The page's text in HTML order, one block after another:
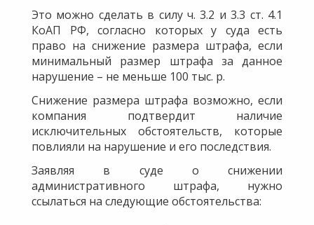
Это можно сделать в силу ч. 3.2 и 3.3 ст. 4.1
КоАП РФ, согласно которых у суда есть
право на снижение размера штрафа, если
минимальный размер штрафа за данное
нарушение – не меньше 100 тыс. р.
Снижение размера штрафа возможно, если
компания подтвердит наличие
исключительных обстоятельств, которые
повлияли на нарушение и его последствия.
Заявляя в суде о снижении
административного штрафа, нужно
ссылаться на следующие обстоятельства: